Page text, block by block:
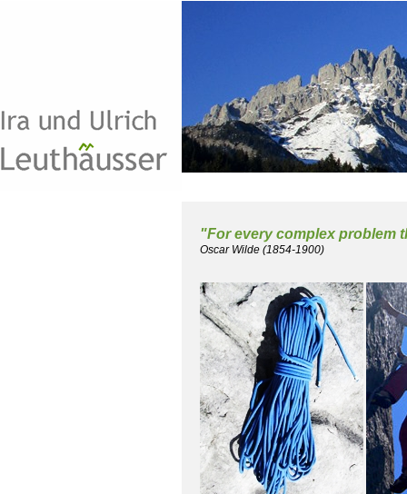
"For every complex problem
Oscar Wilde (1854-1900)